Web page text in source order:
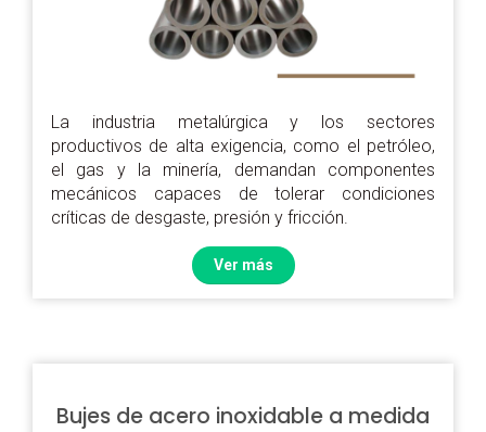
La industria metalúrgica y los sectores
productivos de alta exigencia, como el petróleo,
el gas y la minería, demandan componentes
mecánicos capaces de tolerar condiciones
críticas de desgaste, presión y fricción.
Ver más
Bujes de acero inoxidable a medida